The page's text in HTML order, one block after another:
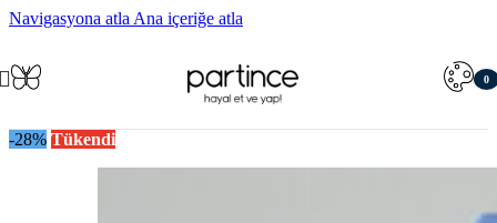
Navigasyona atla Ana içeriğe atla
0
-28% Tükendi